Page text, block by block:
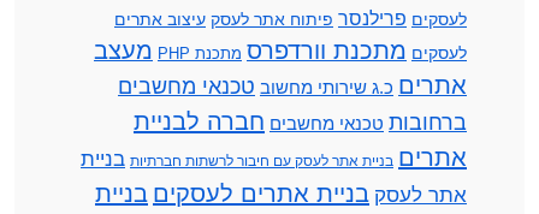
לעסקים פרילנסר פיתוח אתר לעסק עיצוב אתרים
לעסקים מתכנת וורדפרס מתכנת PHP
מעצב
אתרים כ.ג שירותי מחשוב טכנאי מחשבים
ברחובות טכנאי מחשבים חברה לבניית
אתרים בניית אתר לעסק עם חיבור לרשתות חברתיות בניית
אתר לעסק בניית אתרים לעסקים בניית